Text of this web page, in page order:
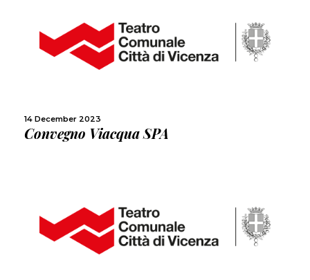
14 December 2023
Convegno Viacqua SPA
MORE
MORE